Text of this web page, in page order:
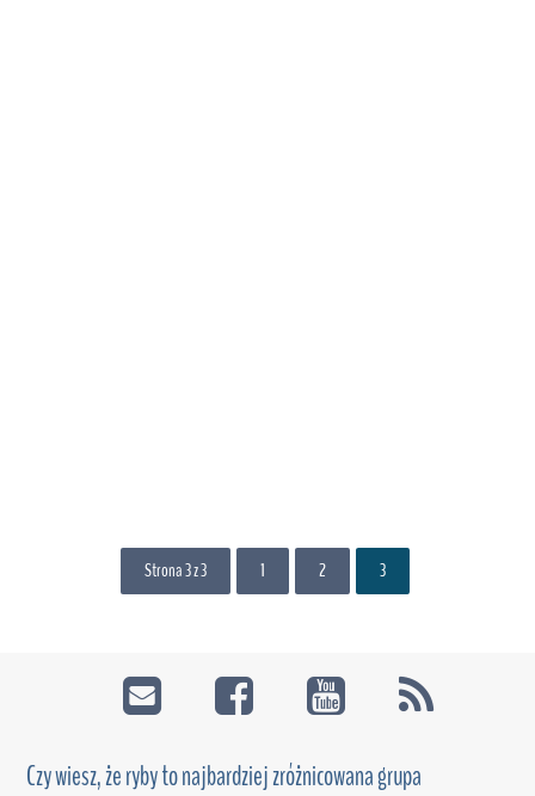
Strona 3 z 3 1 2 3
Czy wiesz, że ryby to najbardziej zróżnicowana grupa